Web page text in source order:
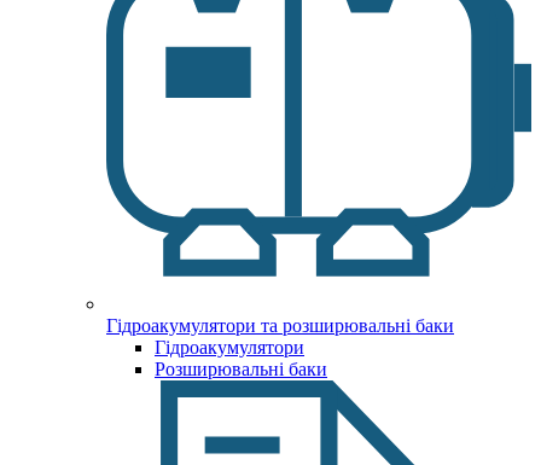
Гідроакумулятори та розширювальні баки
Гідроакумулятори
Розширювальні баки